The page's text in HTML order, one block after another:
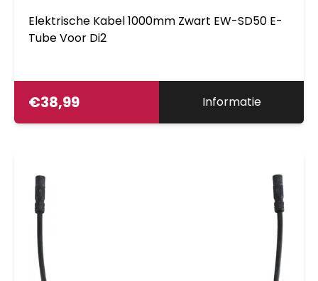
Elektrische Kabel 1000mm Zwart EW-SD50 E-
Tube Voor Di2
€38,99 Informatie